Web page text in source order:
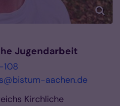
Jugendarbeit
108
aachen.de
Kirchliche